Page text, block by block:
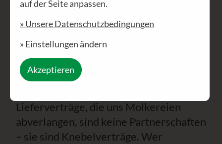
Ein Bericht der IG-Milch:
„Während vor 500 Jahren die Bauern in
Aufständen gegen die feudalen Herren
kämpften, sitzen wir heute wieder in
Ketten – nur feiner, juristisch
wasserdicht und mit
Lieferverträge, die uns Molkereien
abverlangen, sind keine Partnerschaften
– sie sind Knebelverträge. Wer
auf der Seite anpassen.
» Unsere Datenschutzbedingungen
» Einstellungen ändern
Akzeptieren